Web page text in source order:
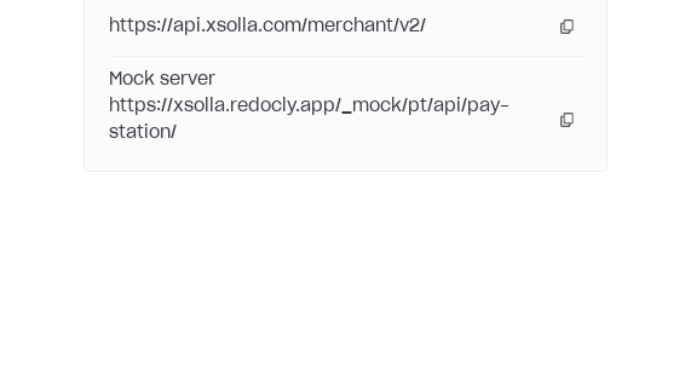
https://api.xsolla.com/merchant/v2/
Mock server
https://xsolla.redocly.app/_mock/pt/api/pay-
station/